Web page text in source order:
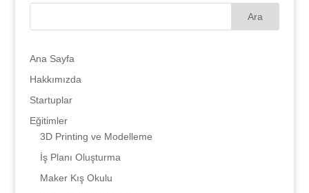
Ana Sayfa
Hakkımızda
Startuplar
Eğitimler
3D Printing ve Modelleme
İş Planı Oluşturma
Maker Kış Okulu